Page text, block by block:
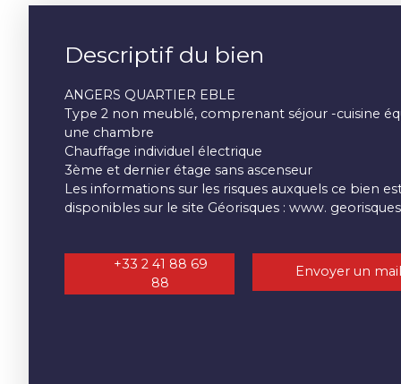
Descriptif du bien
ANGERS QUARTIER EBLE
Type 2 non meublé, comprenant séjour -cuisine
une chambre
Chauffage individuel électrique
3ème et dernier étage sans ascenseur
Les informations sur les risques auxquels ce bien
disponibles sur le site Géorisques : www.
+33 2 41 88 69
88
Envoyer un mail